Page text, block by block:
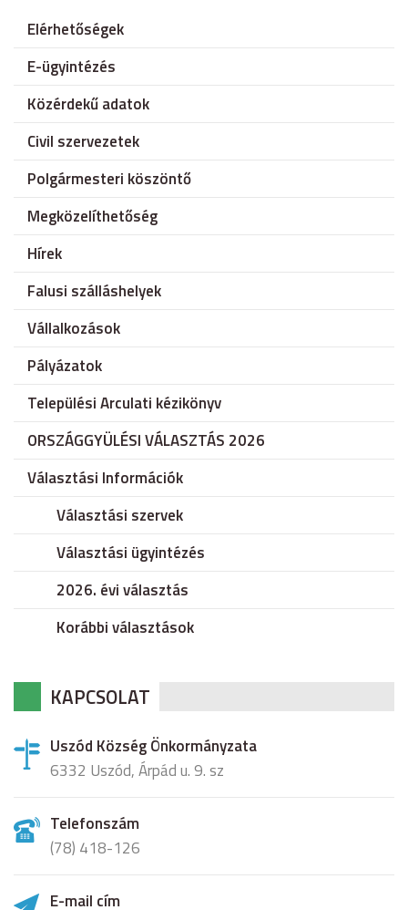
Elérhetőségek
E-ügyintézés
Közérdekű adatok
Civil szervezetek
Polgármesteri köszöntő
Megközelíthetőség
Hírek
Falusi szálláshelyek
Vállalkozások
Pályázatok
Települési Arculati kézikönyv
ORSZÁGGYÜLÉSI VÁLASZTÁS 2026
Választási Információk
Választási szervek
Választási ügyintézés
2026. évi választás
Korábbi választások
KAPCSOLAT
Uszód Község Önkormányzata
6332 Uszód, Árpád u. 9. sz
Telefonszám
(78) 418-126
E-mail cím